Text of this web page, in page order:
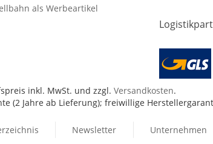
als Werbeartikel
inkl. MwSt. und zzgl. Versandkosten.
(2 Jahre ab Lieferung); freiwillige
Newsletter Unternehmen